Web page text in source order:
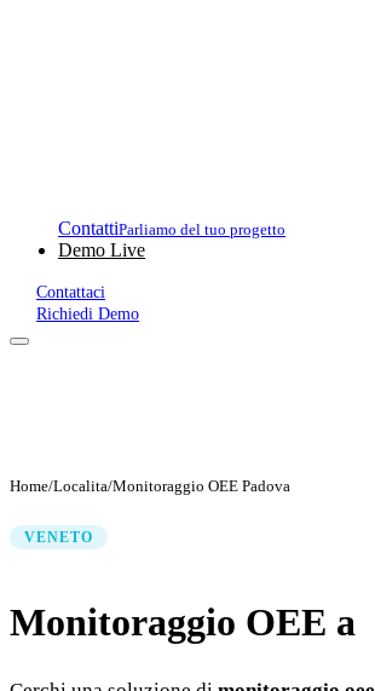
ContattiParliamo del tuo progetto
Demo Live
Contattaci
Richiedi Demo
Home/Localita/Monitoraggio OEE Padova
VENETO
Monitoraggio OEE a